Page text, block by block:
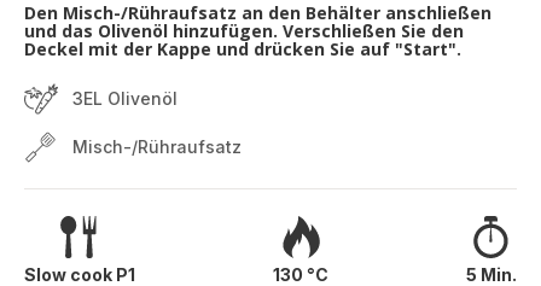
Den Misch-/Rühraufsatz an den Behälter anschließen
und das Olivenöl hinzufügen. Verschließen Sie den
Deckel mit der Kappe und drücken Sie auf "Start".
3EL Olivenöl
Misch-/Rühraufsatz
Slow cook P1 130 °C 5 Min.